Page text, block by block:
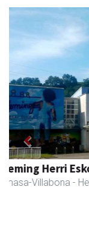
Arindu
Amasa-Villabona -
Previous